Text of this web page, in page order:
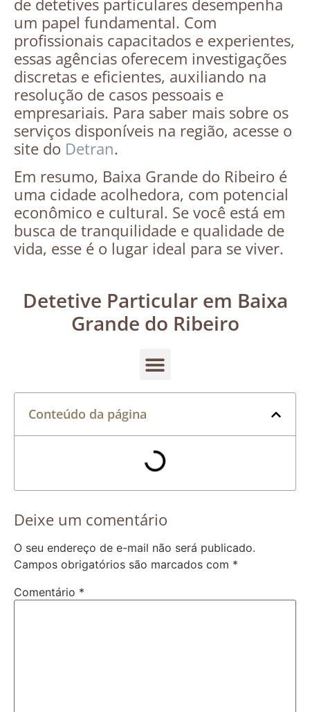
um papel fundamental. Com
profissionais capacitados e experientes,
essas agências oferecem investigações
discretas e eficientes, auxiliando na
resolução de casos pessoais e
empresariais. Para saber mais sobre os
serviços disponíveis na região, acesse o
site do Detran.
Em resumo, Baixa Grande do Ribeiro é
uma cidade acolhedora, com potencial
econômico e cultural. Se você está em
busca de tranquilidade e qualidade de
vida, esse é o lugar ideal para se viver.
Detetive Particular em Baixa
Grande do Ribeiro
Conteúdo da página
Deixe um comentário
O seu endereço de e-mail não será publicado.
Campos obrigatórios são marcados com *
Comentário *